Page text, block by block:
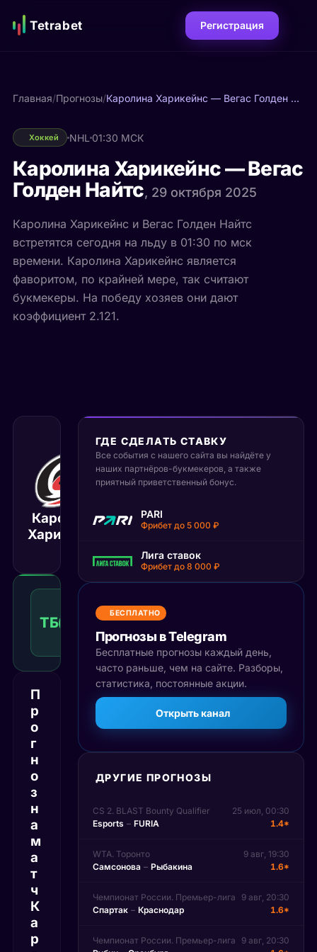
Tetrabet Регистрация
Главная/Прогнозы/ Каролина Харикейнс — Вегас Голден Найтс
Хоккей NHL 01:30 МСК
Каролина Харикейнс — Вегас
Голден Найтс, 29 октября 2025
Каролина Харикейнс и Вегас Голден Найтс
встретятся сегодня на льду в 01:30 по мск
времени. Каролина Харикейнс является
фаворитом, по крайней мере, так считают
букмекеры. На победу хозяев они дают
коэффициент 2.121.
Каролина
Харикейнс
29 октября 2025
01:30
МСК
Матч завершён
ТБ(5)
больше
Рекомендуемая
ставка
КФ1.42 Победа
П
р
о
г
н
о
з
н
а
м
а
т
ч
К
а
р
ГДЕ СДЕЛАТЬ СТАВКУ
Все события с нашего сайта вы найдёте у
наших партнёров-букмекеров, а также
приятный приветственный бонус.
PARI
Фрибет до 5 000 ₽
Лига ставок
Фрибет до 8 000 ₽
БЕСПЛАТНО
Прогнозы в Telegram
Бесплатные прогнозы каждый день,
часто раньше, чем на сайте. Разборы,
статистика, постоянные акции.
Открыть канал
ДРУГИЕ ПРОГНОЗЫ
CS 2. BLAST Bounty Qualifier
25 июл, 00:30
Esports – FURIA 1.4*
WTA. Торонто
9 авг, 19:30
Самсонова – Рыбакина 1.6*
Чемпионат России. Премьер-лига
9 авг, 20:30
Спартак – Краснодар 1.6*
Чемпионат России. Премьер-лига
9 авг, 20:30